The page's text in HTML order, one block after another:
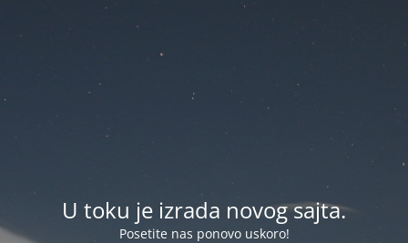
U toku je izrada novog sajta.
Posetite nas ponovo uskoro!